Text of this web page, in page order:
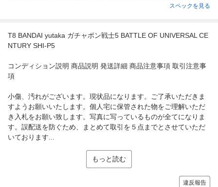
スペックを見る
T8 BANDAI yutaka ガチャポン戦士5 BATTLE OF UNIVERSAL CE
NTURY SHI-P5
コンディション説明 商品説明 発送詳細 商品注意事項 取引注意事
項
小傷、汚れがございます。現状品になります。ご了承いただきま
すようお願いいたします。個人宅に保管された物をご理解いただ
き入札をお願い致します。写真に写っているものが全てになりま
す。誤配送を防ぐため、まとめて取引を５点までとさせていただ
いております...
もっと読む
違反報告